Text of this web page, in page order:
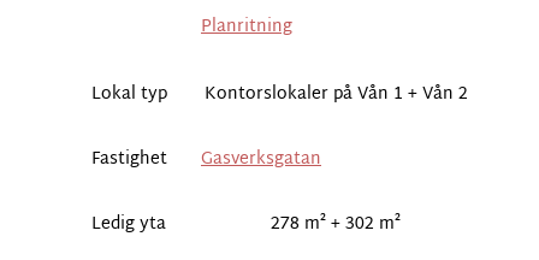
Planritning
Lokal typ Kontorslokaler på Vån 1 + Vån 2
Fastighet Gasverksgatan
Ledig yta 278 m² + 302 m²